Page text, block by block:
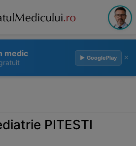
medic ▶ GooglePlay ×
PITESTI